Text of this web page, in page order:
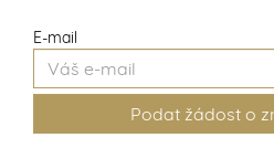
E-mail